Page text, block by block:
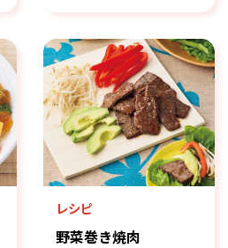
レシピ
野菜巻き焼肉